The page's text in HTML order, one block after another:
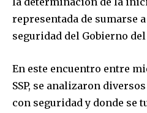
representada de sumarse
seguridad del Gobierno del
En este encuentro entre
SSP, se analizaron
con seguridad y donde se